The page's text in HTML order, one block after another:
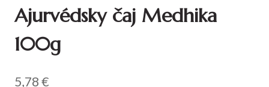
Ajurvédsky čaj Medhika
100g
5,78€